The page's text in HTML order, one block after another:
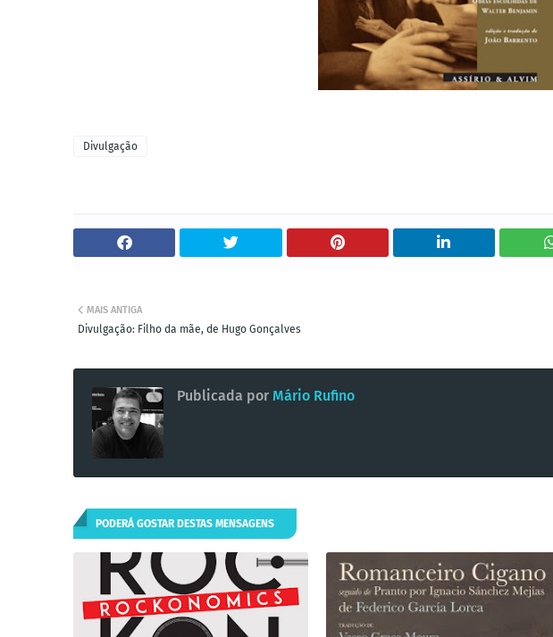
Divulgação
MAIS ANTIGA
Divulgação: Filho da mãe, de Hugo Gonçalves
Publicada por Mário Rufino
PODERÁ GOSTAR DESTAS MENSAGENS